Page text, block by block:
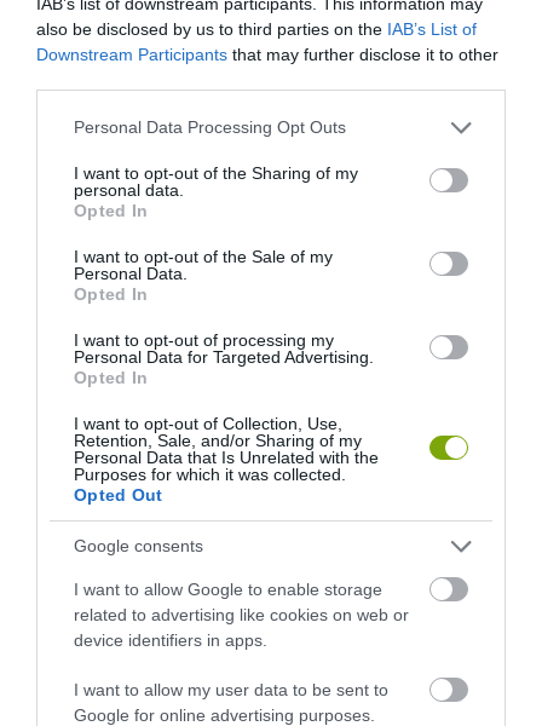
also be disclosed by us to third parties on the IAB’s List of
Downstream Participants that may further disclose it to other
Please note that this website/app uses one or more Google
not limited to your visit or usage behaviour. You may click to
grant or deny consent to Google and its third-party tags to
use your data for below specified purposes in below Google
consent section.
Personal Data Processing Opt Outs
I want to opt-out of the Sharing of my
personal data.
Opted In
I want to opt-out of the Sale of my
Personal Data.
Opted In
I want to opt-out of processing my
Personal Data for Targeted Advertising.
Opted In
I want to opt-out of Collection, Use,
Retention, Sale, and/or Sharing of my
Personal Data that Is Unrelated with the
Purposes for which it was collected.
Opted Out
Google consents
I want to allow Google to enable storage
related to advertising like cookies on web or
device identifiers in apps.
I want to allow my user data to be sent to
Google for online advertising purposes.